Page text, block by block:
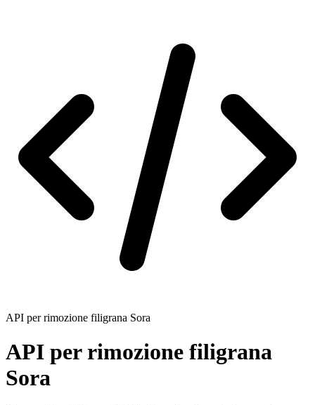
API per rimozione filigrana Sora
API per rimozione filigrana
Sora